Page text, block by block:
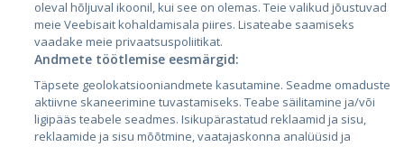
City24.lv
City24.ee
GetaPro.lv
GetaPro.ee
CVbankas.lt
Kainos.lt
Paslaugos.lt
auto24.ee
oleval hõljuval ikoonil, kui see on olemas. Teie valikud jõustuvad
meie Veebisait kohaldamisala piires. Lisateabe saamiseks
vaadake meie privaatsuspoliitikat.
Andmete töötlemise eesmärgid:
Täpsete geolokatsiooniandmete kasutamine. Seadme omaduste
aktiivne skaneerimine tuvastamiseks. Teabe säilitamine ja/või
ligipääs teabele seadmes. Isikupärastatud reklaamid ja sisu,
reklaamide ja sisu mõõtmine, vaatajaskonna analüüsid ja